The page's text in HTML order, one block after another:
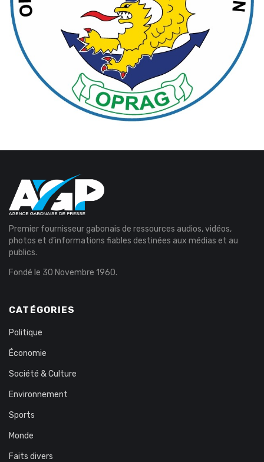
Premier fournisseur gabonais de ressources audios, vidéos,
photos et d’informations fiables destinées aux médias et au
publics.
Fondé le 30 Novembre 1960.
CATÉGORIES
Politique
Économie
Société & Culture
Environnement
Sports
Monde
Faits divers